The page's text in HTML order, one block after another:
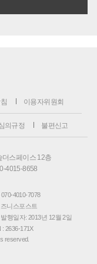
이용자위원회
의규정 불편신고
더스페이스 12층
4015-8658
4010-7078
니스포스트
발행일자: 2013년 12월 2일
: 2636-171X
reserved.